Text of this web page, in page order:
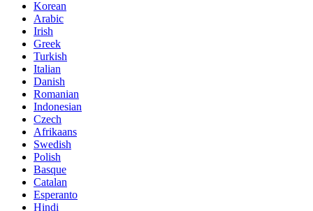
Korean
Arabic
Irish
Greek
Turkish
Italian
Danish
Romanian
Indonesian
Czech
Afrikaans
Swedish
Polish
Basque
Catalan
Esperanto
Hindi